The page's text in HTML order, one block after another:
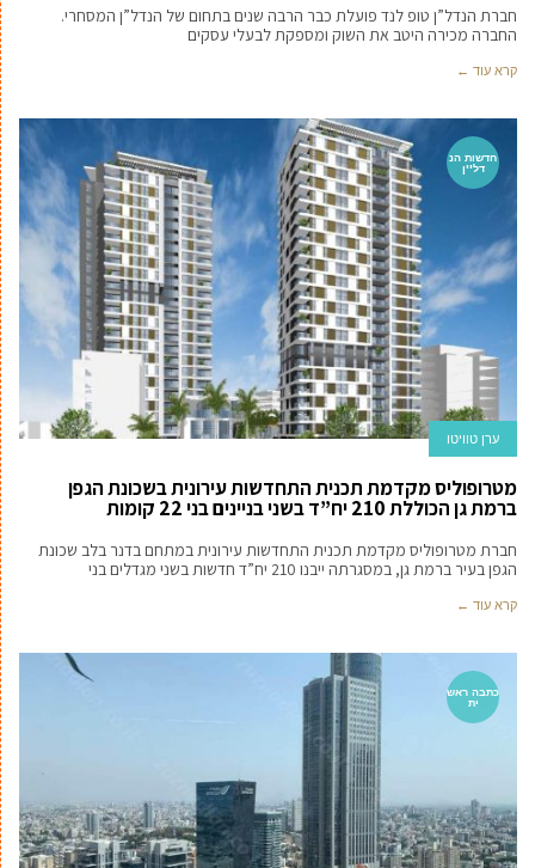
חברת הנדל”ן טופ לנד פועלת כבר הרבה שנים בתחום של הנדל”ן המסחרי.
החברה מכירה היטב את השוק ומספקת לבעלי עסקים
קרא עוד ←
חדשות הנ
דל''ן
ערן טוויטו
מטרופוליס מקדמת תכנית התחדשות עירונית בשכונת הגפן
ברמת גן הכוללת 210 יח”ד בשני בניינים בני 22 קומות
חברת מטרופוליס מקדמת תכנית התחדשות עירונית במתחם בדנר בלב שכונת
הגפן בעיר ברמת גן, במסגרתה ייבנו 210 יח”ד חדשות בשני מגדלים בני
קרא עוד ←
כתבה ראש
ית